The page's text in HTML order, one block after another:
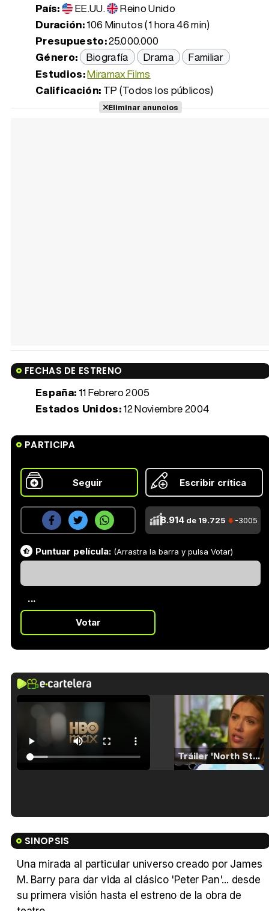
País: EE.UU.
Reino Unido
Duración:106 Minutos (1 hora 46 min)
Presupuesto:25.000.000
Género: Biografía Drama
Familiar
Estudios:Miramax Films
Calificación: TP (Todos los públicos)
Eliminar anuncios
FECHAS DE ESTRENO
España: 11 Febrero 2005
Estados Unidos:12 Noviembre 2004
PARTICIPA
Seguir Escribir crítica
8.914 de 19.725 -3005
Puntuar película: (Arrastra la barra y pulsa Votar)
...
Votar
Tráiler 'North Star' (2023)
SINOPSIS
Una mirada al particular universo creado por James
M. Barry para dar vida al clásico 'Peter Pan'... desde
su primera visión hasta el estreno de la obra de